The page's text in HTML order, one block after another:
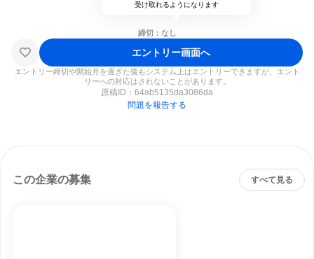
受け取れるようになります
締切：なし
エントリー画面へ
エントリー締切や開始月を過ぎた後もシステム上はエントリーできますが、エント
リーへの対応はされないことがあります。
原稿ID： 64ab5135da3086da
問題を報告する
この企業の募集 すべて見る